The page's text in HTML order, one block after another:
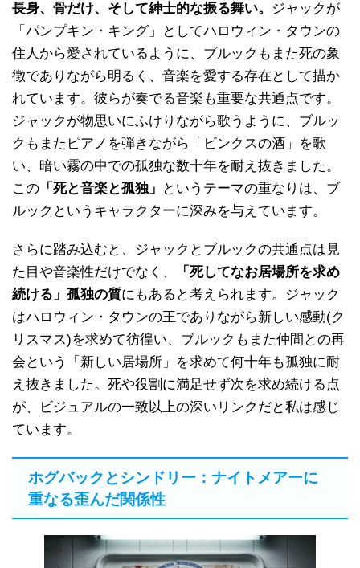
長身、骨だけ、そして紳士的な振る舞い。
ジャックが
「パンプキン・キング」としてハロウィン・タウンの
住人から愛されているように、ブルックもまた死の象
徴でありながら明るく、音楽を愛する存在として描か
れています。彼らが奏でる音楽も重要な共通点です。
ジャックが物思いにふけりながら歌うように、ブルッ
クもまたピアノを弾きながら「ビンクスの酒」を歌
い、暗い霧の中での孤独な数十年を耐え抜きました。
この 「死と音楽と孤独」
というテーマの重なりは、ブ
ルックというキャラクターに深みを与えています。
さらに踏み込むと、ジャックとブルックの共通点は見
た目や音楽性だけでなく、
「死してなお居場所を求め
続ける」孤独の質にもあると考えられます。ジャック
はハロウィン・タウンの王でありながら新しい感動(ク
リスマス)を求めて彷徨い、ブルックもまた仲間との再
会という「新しい居場所」を求めて何十年も孤独に耐
え抜きました。死や役割に満足せず次を求め続ける点
が、ビジュアルの一致以上の深いリンクだと私は感じ
ています。
ホグバックとシンドリー：ナイトメアーに
重なる歪んだ関係性